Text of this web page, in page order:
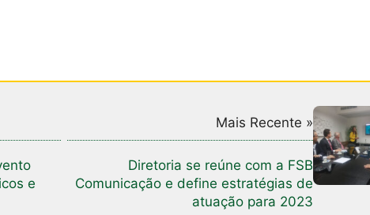
e
Mais Recente »
Diretoria se reúne com a FSB
Comunicação e define estratégias de
atuação para 2023